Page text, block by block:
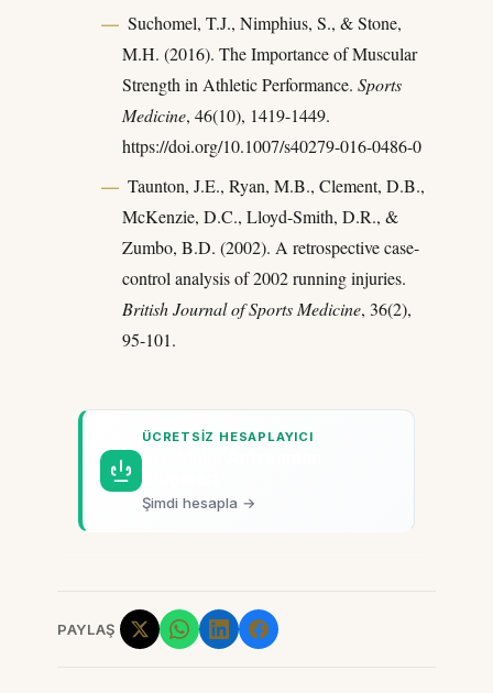
Suchomel, T.J., Nimphius, S., & Stone,
M.H. (2016). The Importance of Muscular
Strength in Athletic Performance.Sports
Medicine, 46(10), 1419-1449.
https://doi.org/10.1007/s40279-016-0486-0
Taunton, J.E., Ryan, M.B., Clement, D.B.,
McKenzie, D.C., Lloyd-Smith, D.R., &
Zumbo, B.D. (2002). A retrospective case-
control analysis of 2002 running injuries.
British Journal of Sports Medicine, 36(2),
95-101.
ÜCRETSIZ HESAPLAYICI
Şimdi hesapla →
PAYLAŞ